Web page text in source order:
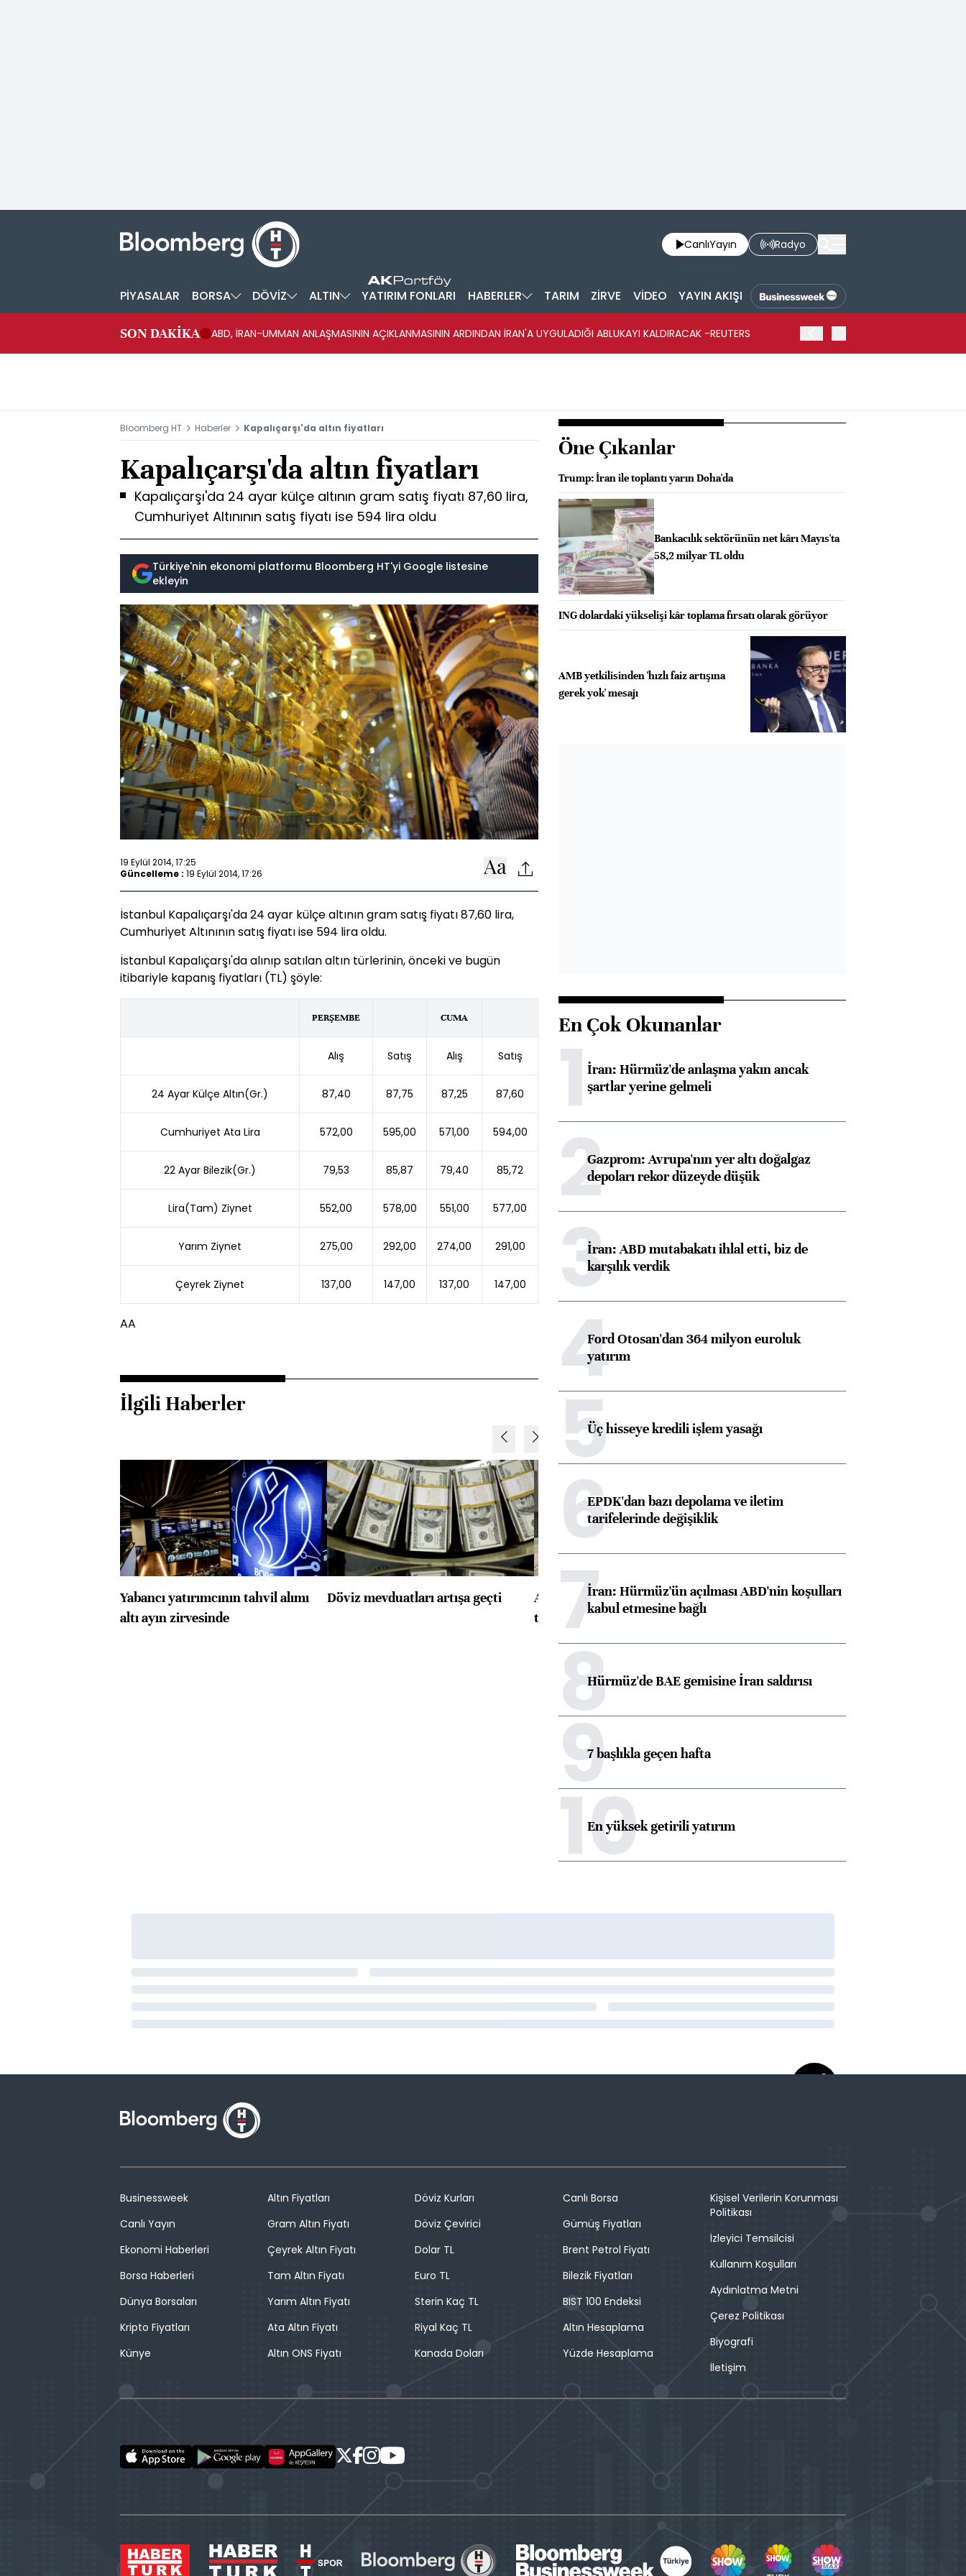
CanlıYayın Radyo
PİYASALAR BORSA DÖVİZ ALTIN YATIRIM FONLARI HABERLER TARIM ZİRVE VİDEO YAYIN AKIŞI
SON DAKİKA ABD, İRAN-UMMAN ANLAŞMASININ AÇIKLANMASININ ARDINDAN İRAN'A UYGULADIĞI ABLUKAYI KALDIRACAK -REUTERS
Bloomberg HT Haberler Kapalıçarşı'da altın fiyatları
Kapalıçarşı'da altın fiyatları
Kapalıçarşı'da 24 ayar külçe altının gram satış fiyatı 87,60 lira,
Cumhuriyet Altınının satış fiyatı ise 594 lira oldu
Türkiye'nin ekonomi platformu Bloomberg HT'yi Google listesine
ekleyin
19 Eylül 2014, 17:25
Güncelleme : 19 Eylül 2014, 17:26
İstanbul Kapalıçarşı'da 24 ayar külçe altının gram satış fiyatı 87,60 lira,
Cumhuriyet Altınının satış fiyatı ise 594 lira oldu.
İstanbul Kapalıçarşı'da alınıp satılan altın türlerinin, önceki ve bugün
itibariyle kapanış fiyatları (TL) şöyle:
PERŞEMBE CUMA
Alış Satış Alış Satış
24 Ayar Külçe Altın(Gr.) 87,40 87,75 87,25 87,60
Cumhuriyet Ata Lira 572,00 595,00 571,00 594,00
22 Ayar Bilezik(Gr.) 79,53 85,87 79,40 85,72
Lira(Tam) Ziynet 552,00 578,00 551,00 577,00
Yarım Ziynet 275,00 292,00 274,00 291,00
Çeyrek Ziynet 137,00 147,00 137,00 147,00
AA
İlgili Haberler
Yabancı yatırımcının tahvil alımı
altı ayın zirvesinde
Döviz mevduatları artışa geçti
ABD'de konut başlangıçları
toparlandı
konusunda Unicredit ile
Öne Çıkanlar
Trump: İran ile toplantı yarın Doha'da
Bankacılık sektörünün net kârı Mayıs'ta
58,2 milyar TL oldu
ING dolardaki yükselişi kâr toplama fırsatı olarak görüyor
AMB yetkilisinden 'hızlı faiz artışına
gerek yok' mesajı
En Çok Okunanlar
1İran: Hürmüz'de anlaşma yakın ancak
şartlar yerine gelmeli
2Gazprom: Avrupa'nın yer altı doğalgaz
depoları rekor düzeyde düşük
3İran: ABD mutabakatı ihlal etti, biz de
karşılık verdik
4Ford Otosan'dan 364 milyon euroluk
yatırım
5Üç hisseye kredili işlem yasağı
6EPDK'dan bazı depolama ve iletim
tarifelerinde değişiklik
7İran: Hürmüz'ün açılması ABD'nin koşulları
kabul etmesine bağlı
8Hürmüz'de BAE gemisine İran saldırısı
97 başlıkla geçen hafta
10
En yüksek getirili yatırım
Businessweek
Canlı Yayın
Ekonomi Haberleri
Borsa Haberleri
Dünya Borsaları
Kripto Fiyatları
Künye
Altın Fiyatları
Gram Altın Fiyatı
Çeyrek Altın Fiyatı
Tam Altın Fiyatı
Yarım Altın Fiyatı
Ata Altın Fiyatı
Altın ONS Fiyatı
Döviz Kurları
Döviz Çevirici
Dolar TL
Euro TL
Sterin Kaç TL
Riyal Kaç TL
Kanada Doları
Canlı Borsa
Gümüş Fiyatları
Brent Petrol Fiyatı
Bilezik Fiyatları
BIST 100 Endeksi
Altın Hesaplama
Yüzde Hesaplama
Kişisel Verilerin Korunması
Politikası
İzleyici Temsilcisi
Kullanım Koşulları
Aydınlatma Metni
Çerez Politikası
Biyografi
İletişim